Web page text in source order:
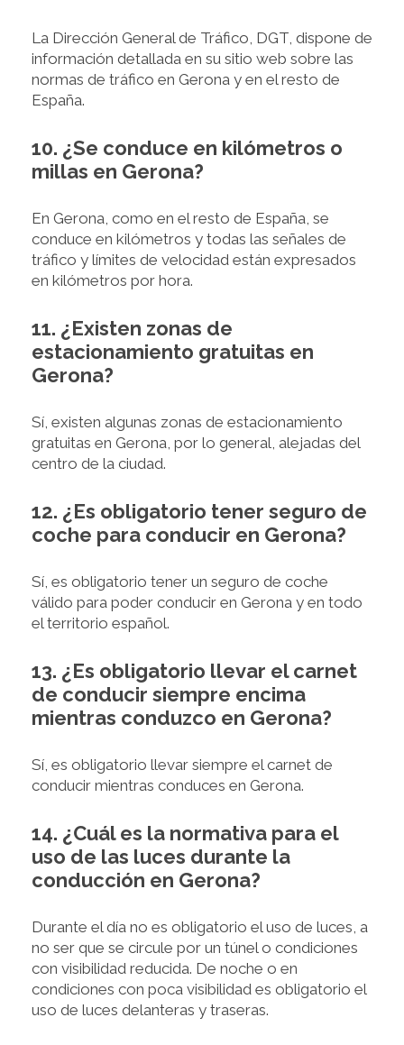
La Dirección General de Tráfico, DGT, dispone de
información detallada en su sitio web sobre las
normas de tráfico en Gerona y en el resto de
España.
10. ¿Se conduce en kilómetros o
millas en Gerona?
En Gerona, como en el resto de España, se
conduce en kilómetros y todas las señales de
tráfico y límites de velocidad están expresados
en kilómetros por hora.
11. ¿Existen zonas de
estacionamiento gratuitas en
Gerona?
Sí, existen algunas zonas de estacionamiento
gratuitas en Gerona, por lo general, alejadas del
centro de la ciudad.
12. ¿Es obligatorio tener seguro de
coche para conducir en Gerona?
Sí, es obligatorio tener un seguro de coche
válido para poder conducir en Gerona y en todo
el territorio español.
13. ¿Es obligatorio llevar el carnet
de conducir siempre encima
mientras conduzco en Gerona?
Sí, es obligatorio llevar siempre el carnet de
conducir mientras conduces en Gerona.
14. ¿Cuál es la normativa para el
uso de las luces durante la
conducción en Gerona?
Durante el día no es obligatorio el uso de luces, a
no ser que se circule por un túnel o condiciones
con visibilidad reducida. De noche o en
condiciones con poca visibilidad es obligatorio el
uso de luces delanteras y traseras.